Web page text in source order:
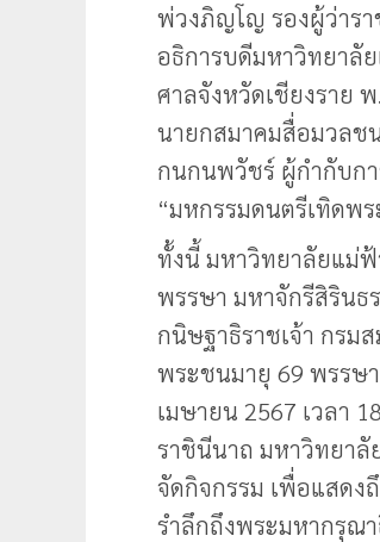
พ่วงภิญโญ รองผู้ว่ารา
อธิการบดีมหาวิทยาลั
ศาลจังหวัดเชียงราย
นายกสมาคมสื่อมวลช
กนกนพวัชร์ ผู้กำกับกา
“มหกรรมดนตรีเทิดพ
ทั้งนี้ มหาวิทยาลัยแม่ฟ้
พรรษา มหาจักรีสิรินธ
กนิษฐาธิราชเจ้า กรม
พระชนมายุ 69 พรรษ
เมษายน 2567 เวลา
ราชินีนาถ มหาวิทยาลั
จัดกิจกรรม เพื่อแสด
รำลึกถึงพระมหากรุณ